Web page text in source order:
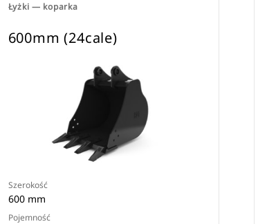
Łyżki — koparka
600mm (24cale)
Szerokość
600 mm
Pojemność